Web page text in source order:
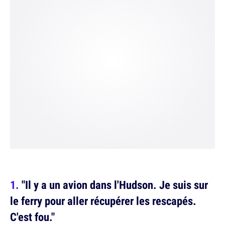
"Il y a un avion dans l'Hudson. Je suis sur
le ferry pour aller récupérer les rescapés.
C'est fou."